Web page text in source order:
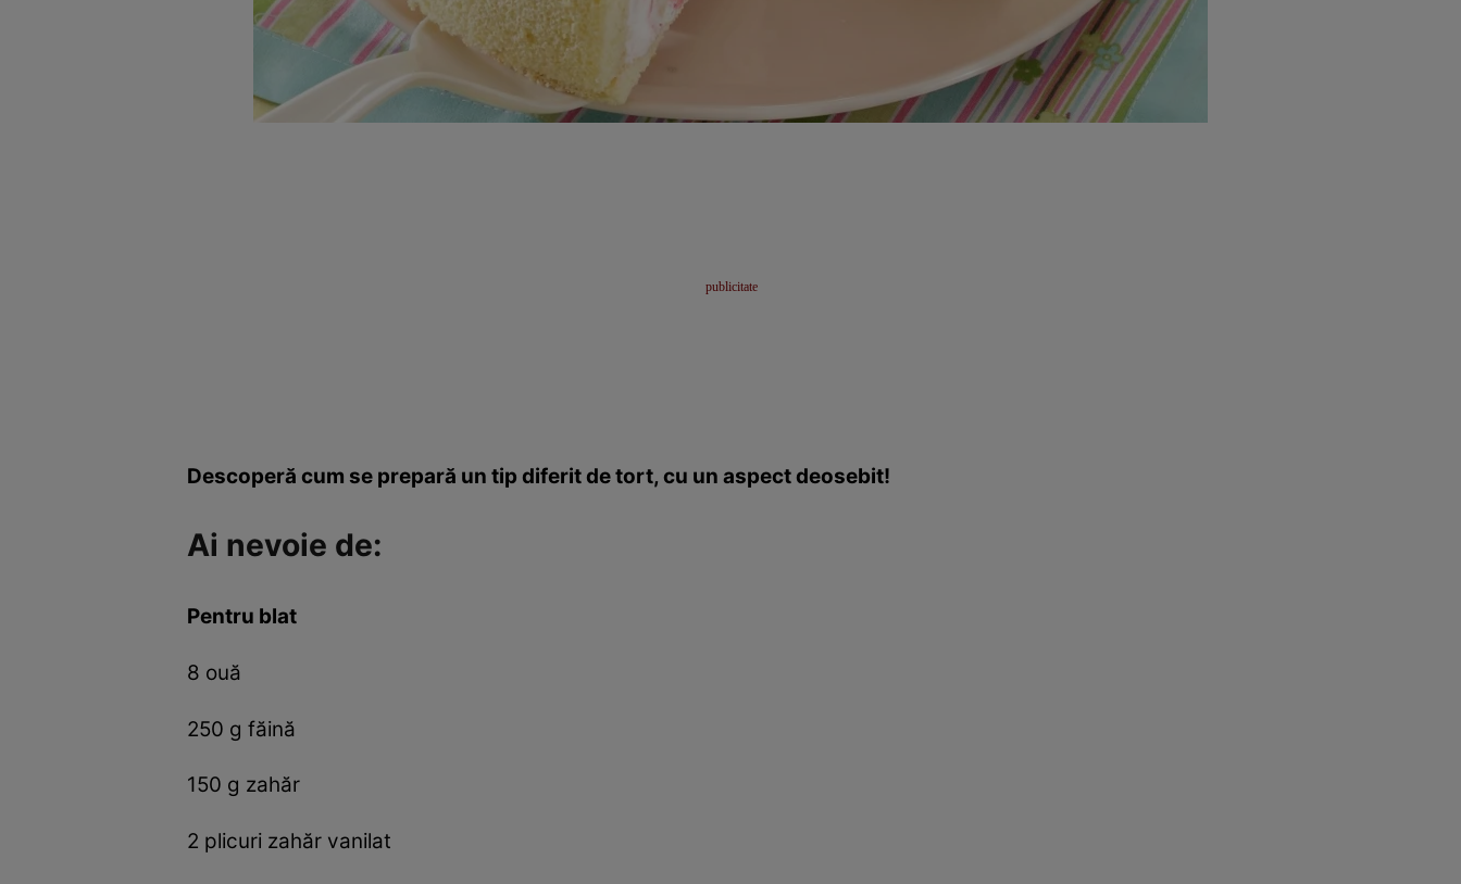
Descoperă cum se prepară un tip diferit de tort, cu un aspect deosebit!
Ai nevoie de:
Pentru blat
8 ouă
250 g făină
150 g zahăr
2 plicuri zahăr vanilat